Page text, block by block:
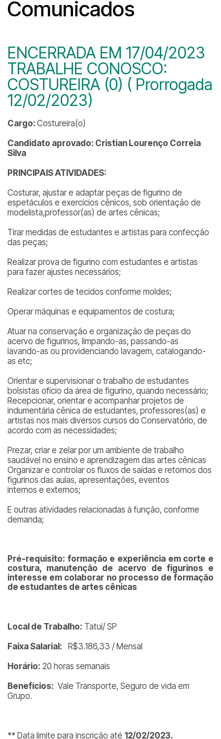
Comunicados
ENCERRADA EM 17/04/2023
TRABALHE CONOSCO:
COSTUREIRA (0) ( Prorrogada
12/02/2023)
Cargo: Costureira(o)
Candidato aprovado: Cristian Lourenço Correia
Silva
P RINCIPAIS ATIVIDADES:
Costurar, ajustar e adaptar peças de figurino de
espetáculos e exercícios cênicos, sob orientação de
modelista,professor(as) de artes cênicas;
Tirar medidas de estudantes e artistas para confecção
das peças;
Realizar prova de figurino com estudantes e artistas
para fazer ajustes necessários;
Realizar cortes de tecidos conforme moldes;
Operar máquinas e equipamentos de costura;
Atuar na conservação e organização de peças do
acervo de figurinos, limpando-as, passando-as
lavando-as ou providenciando lavagem, catalogando-
as etc;
Orientar e supervisionar o trabalho de estudantes
bolsistas ofício da área de figurino, quando necessário;
Recepcionar, orientar e acompanhar projetos de
indumentária cênica de estudantes, professores(as) e
artistas nos mais diversos cursos do Conservatório, de
acordo com as necessidades;
Prezar, criar e zelar por um ambiente de trabalho
saudável no ensino e aprendizagem das artes cênicas
Organizar e controlar os fluxos de saídas e retornos dos
figurinos das aulas, apresentações, eventos
internos e externos;
E outras atividades relacionadas à função, conforme
demanda;
Pré-requisito: formação e experiência em corte e
costura, manutenção de acervo de figurinos e
interesse em colaborar no processo de formação
de estudantes de artes cênicas
Local de Trabalho: Tatuí/ SP
Faixa Salarial: R$3.186,33 / Mensal
Horário: 20 horas semanais
Benefícios: Vale Transporte, Seguro de vida em
Grupo.
** Data limite para inscrição até 12/02/2023.